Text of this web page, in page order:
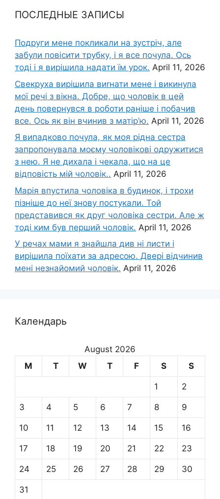
ПОСЛЕДНЫЕ ЗАПИСЫ
Подруги мене покликали на зустріч, але
забули повісити трубку, і я все почула. Ось
тоді і я вирішила надати їм урок. April 11, 2026
Свекруха вирішила виrнати мене і викинула
мої речі з вікна. Добре, що чоловік в цей
день повернувся в роботи раніше і побачив
все. Ось як він вчинив з матір’ю. April 11, 2026
Я випадково почула, як моя рідна сестра
запропонувала моєму чоловікові одружитися
з нею. Я не дихала і чекала, що на це
відповість мій чоловік.. April 11, 2026
Марія впустила чоловіка в будинок, і трохи
пізніше до неї знову постукали. Той
представився як друг чоловіка сестри. Але ж
тоді ким був перший чоловік. April 11, 2026
У речах мами я знайшла див ні листи і
вирішила поїхати за адресою. Двері відчинив
мені незнайомий чоловік. April 11, 2026
Календарь
August 2026
M
T W T F S S
1 2
3 4 5 6 7 8 9
10 11 12 13 14 15 16
17 18 19 20 21 22 23
24 25 26 27 28 29 30
31